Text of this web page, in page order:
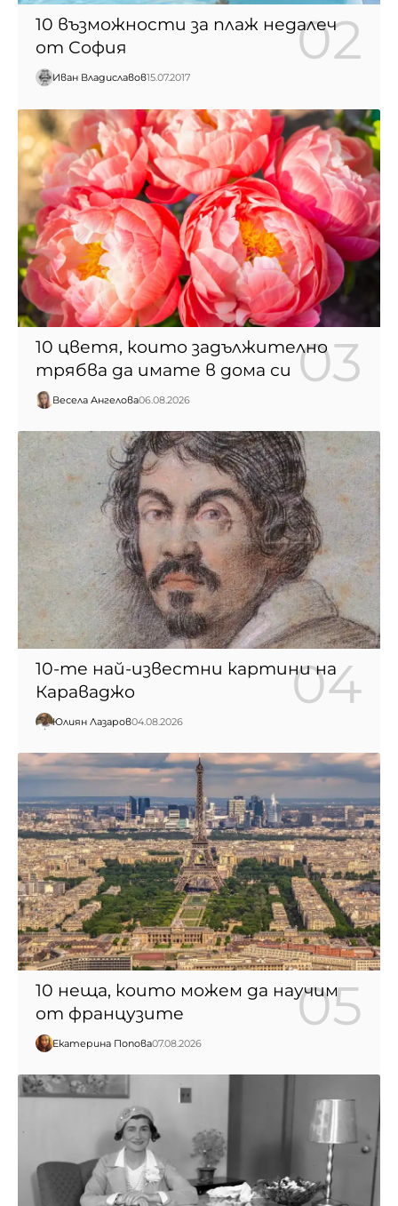
10 възможности за плаж недалеч
от София
Иван Владиславов15.07.2017
10 цветя, които задължително
трябва да имате в дома си
Весела Ангелова06.08.2026
10-те най-известни картини на
Караваджо
Юлиян Лазаров04.08.2026
10 неща, които можем да научим
от французите
Екатерина Попова07.08.2026